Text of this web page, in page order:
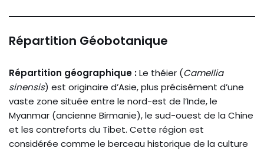
Répartition Géobotanique
Répartition géographique :Le théier (Camellia
sinensis) est originaire d’Asie, plus précisément d’une
vaste zone située entre le nord-est de l’Inde, le
Myanmar (ancienne Birmanie), le sud-ouest de la Chine
et les contreforts du Tibet. Cette région est
considérée comme le berceau historique de la culture